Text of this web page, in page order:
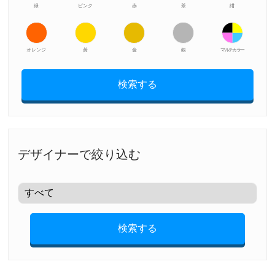
緑 ピンク 赤 茶 紺
オレンジ 黃 金 銀 マルチカラー
検索する
デザイナーで絞り込む
検索する